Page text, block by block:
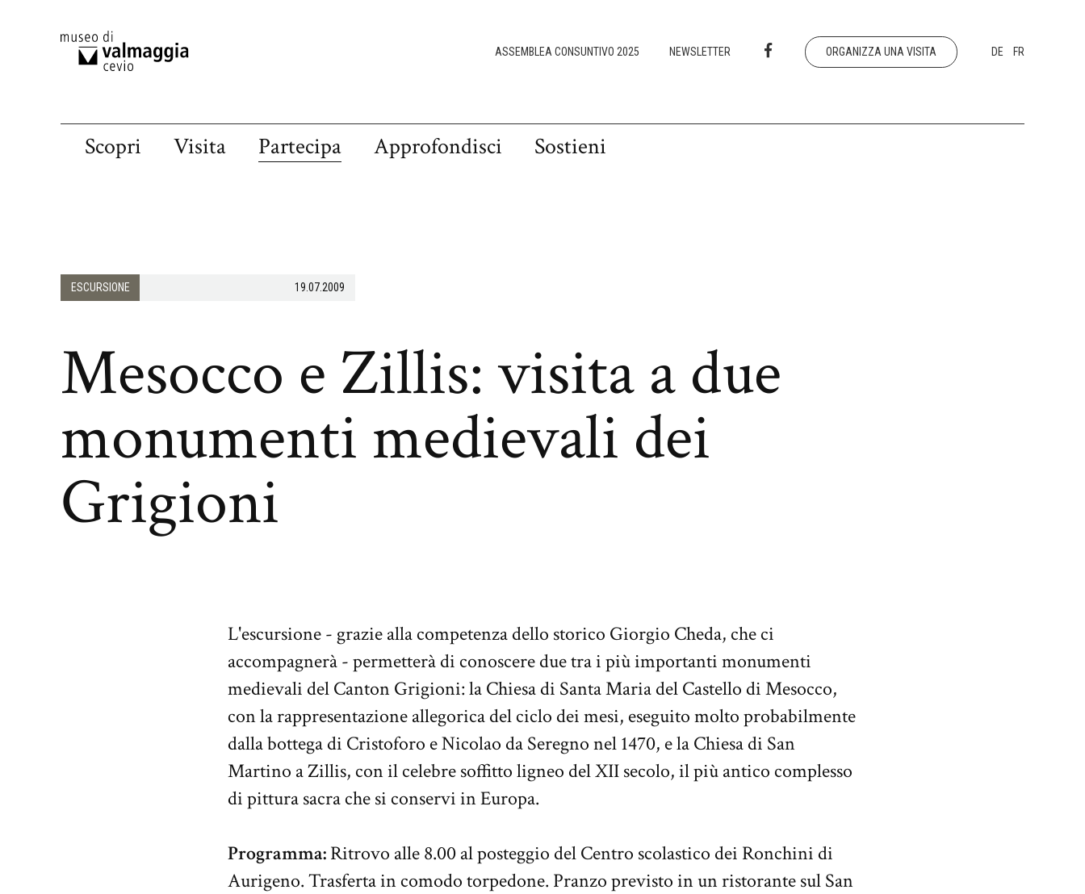
ASSEMBLEA CONSUNTIVO 2025 NEWSLETTER ORGANIZZA UNA VISITA DE FR
Scopri Visita Partecipa Approfondisci Sostieni
ESCURSIONE 19.07.2009
Mesocco e Zillis: visita a due
monumenti medievali dei
Grigioni
L'escursione - grazie alla competenza dello storico Giorgio Cheda, che ci
accompagnerà - permetterà di conoscere due tra i più importanti monumenti
medievali del Canton Grigioni: la Chiesa di Santa Maria del Castello di Mesocco,
con la rappresentazione allegorica del ciclo dei mesi, eseguito molto probabilmente
dalla bottega di Cristoforo e Nicolao da Seregno nel 1470, e la Chiesa di San
Martino a Zillis, con il celebre soffitto ligneo del XII secolo, il più antico complesso
di pittura sacra che si conservi in Europa.
Programma:Ritrovo alle 8.00 al posteggio del Centro scolastico dei Ronchini di
Aurigeno. Trasferta in comodo torpedone. Pranzo previsto in un ristorante sul San